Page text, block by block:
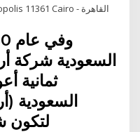
Saba3 Emarat Square, Almaza, Heliopolis 11361 Cairo - القاهرة
السعودية شركة
ثمانية
السعودية
لتكون